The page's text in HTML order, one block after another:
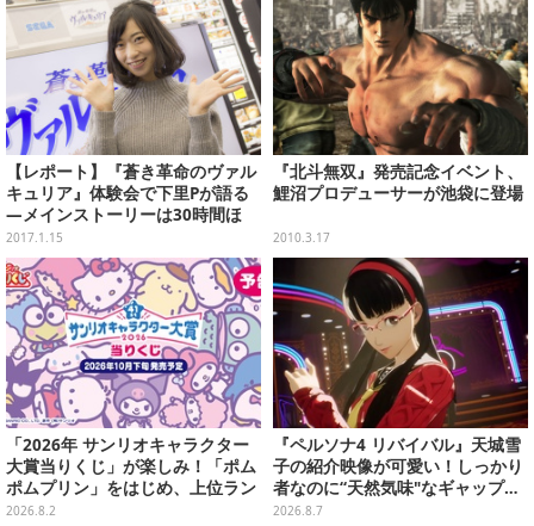
【レポート】『蒼き革命のヴァル
キュリア』体験会で下里Pが語る
―メインストーリーは30時間ほ
ど、全体では60時間近い
2017.1.15
『北斗無双』発売記念イベント、
鯉沼プロデューサーが池袋に登場
2010.3.17
「2026年 サンリオキャラクター
大賞当りくじ」が楽しみ！「ポム
ポムプリン」をはじめ、上位ラン
クインが登場するスペシャル企画
2026.8.2
『ペルソナ4 リバイバル』天城雪
子の紹介映像が可愛い！しっかり
者なのに“天然気味"なギャップ…
幼馴染・千枝に助けられる姿にも
2026.8.7